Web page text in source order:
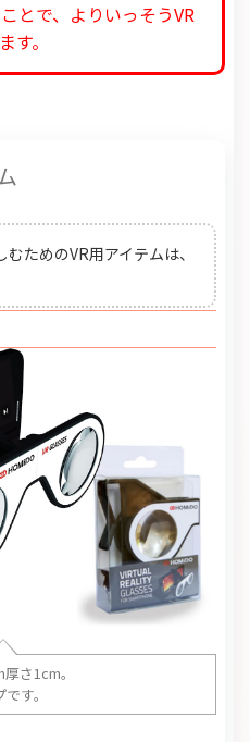
とで、よりいっそうVR
す。
ためのVR用アイテムは、
さ1cm。
す。